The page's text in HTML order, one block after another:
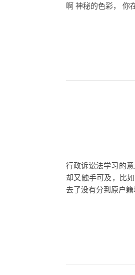
啊 神秘的色彩， 你
行政诉讼法学习的
却又触手可及，比
去了没有分到原户